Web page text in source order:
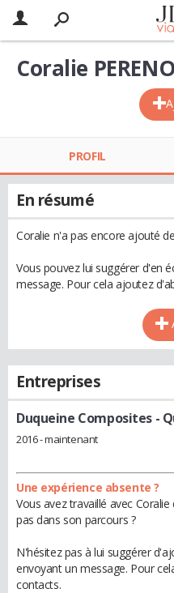
Coralie
PROFIL
En résumé
Coralie n'a pas encore ajouté
Vous pouvez lui suggérer d'en
message. Pour cela ajoutez
Entreprises
Duqueine Composites -
2016 - maintenant
Une expérience absente ?
Vous avez travaillé avec
pas dans son parcours ?
N'hésitez pas à lui suggérer
envoyant un message. Pour
contacts.